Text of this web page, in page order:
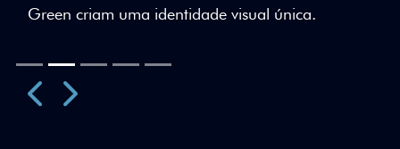
Green criam uma identidade visual única.
Previous
Next